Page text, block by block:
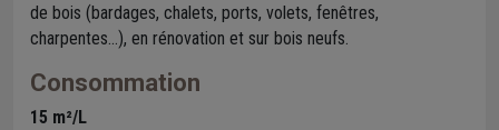
de bois (bardages, chalets, ports, volets, fenêtres,
charpentes...), en rénovation et sur bois neufs.
Consommation
15 m²/L